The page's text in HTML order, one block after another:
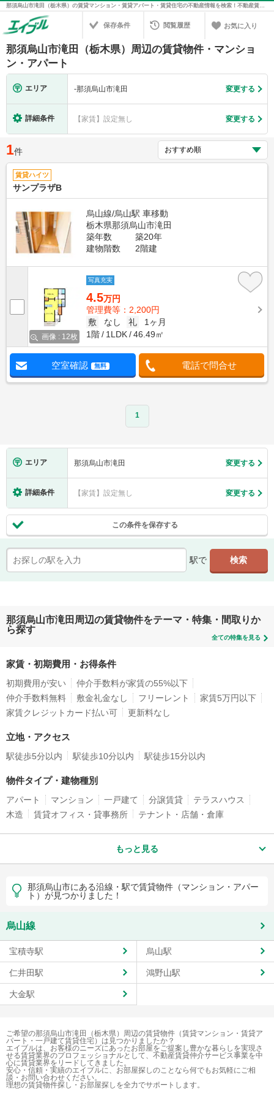
那須烏山市滝田（栃木県）の賃貸マンション・賃貸アパート・賃貸住宅の不動産情報を検索！不動産賃貸の物件探しは、お部屋探しのエイブル
保存条件 閲覧履歴 お気に入り
那須烏山市滝田（栃木県）周辺の賃貸物件・マンショ
ン・アパート
エリア -那須烏山市滝田 変更する
詳細条件 【家賃】設定無し 変更する
1件
賃貸ハイツ
サンプラザB
烏山線/烏山駅 車移動
栃木県那須烏山市滝田
築年数
築20年
建物階数
2階建
画像 : 12枚
写真充実
4.5万円
管理費等：2,200円
敷
なし 礼
1ヶ月
1階
1LDK 46.49㎡
空室確認 無料 電話で問合せ
1
エリア 那須烏山市滝田 変更する
詳細条件 【家賃】設定無し 変更する
この条件を保存する
駅で
那須烏山市滝田周辺の賃貸物件をテーマ・特集・間取りか
ら探す
全ての特集を見る
家賃・初期費用・お得条件
初期費用が安い
仲介手数料が家賃の55%以下
仲介手数料無料
敷金礼金なし フリーレント
家賃5万円以下
家賃クレジットカード払い可
更新料なし
立地・アクセス
駅徒歩5分以内 駅徒歩10分以内 駅徒歩15分以内
物件タイプ・建物種別
アパート マンション 一戸建て 分譲賃貸
テラスハウス
木造
賃貸オフィス・貸事務所 テナント・店舗・倉庫
もっと見る
那須烏山市にある沿線・駅で賃貸物件（マンション・アパー
ト）が見つかりました！
烏山線
宝積寺駅 烏山駅
仁井田駅 鴻野山駅
大金駅
ご希望の那須烏山市滝田（栃木県）周辺の賃貸物件（賃貸マンション・賃貸ア
パート・一戸建て賃貸住宅）は見つかりましたか？
エイブルは、お客様のニーズにあったお部屋をご提案し豊かな暮らしを実現さ
せる賃貸業界のプロフェッショナルとして、不動産賃貸仲介サービス事業を中
心に賃貸業界をリードしてきました。
安心・信頼・実績のエイブルに、お部屋探しのことなら何でもお気軽にご相
談・お問い合わせください。
理想の賃貸物件探し・お部屋探しを全力でサポートします。